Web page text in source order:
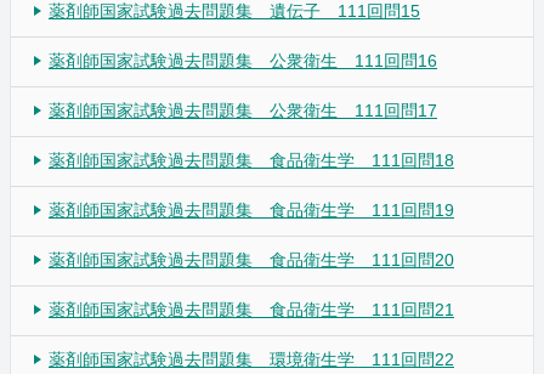
薬剤師国家試験過去問題集 遺伝子 111回問15
薬剤師国家試験過去問題集 公衆衛生 111回問16
薬剤師国家試験過去問題集 公衆衛生 111回問17
薬剤師国家試験過去問題集 食品衛生学 111回問18
薬剤師国家試験過去問題集 食品衛生学 111回問19
薬剤師国家試験過去問題集 食品衛生学 111回問20
薬剤師国家試験過去問題集 食品衛生学 111回問21
薬剤師国家試験過去問題集 環境衛生学 111回問22